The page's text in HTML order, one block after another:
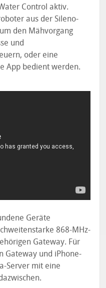
Control aktiv.
aus der Sileno-
den Mähvorgang
und
oder eine
App bedient werden.
Geräte
868-MHz-
Gateway. Für
Gateway und iPhone-
Server mit eine